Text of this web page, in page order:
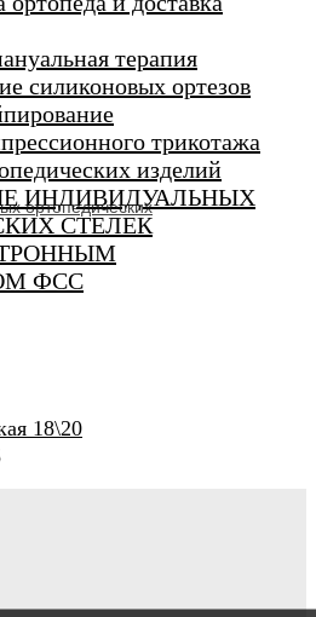
терапия
силиконовых ортезов
трикотажа
изделий
ИНДИВИДУАЛЬНЫХ
СТЕЛЕК
ФСС
18\20
ортопедических